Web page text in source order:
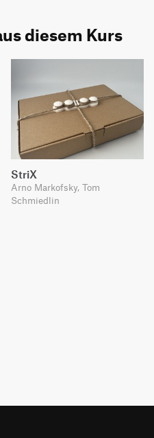
diesem Kurs
StriX
Arno Markofsky, Tom
Schmiedlin